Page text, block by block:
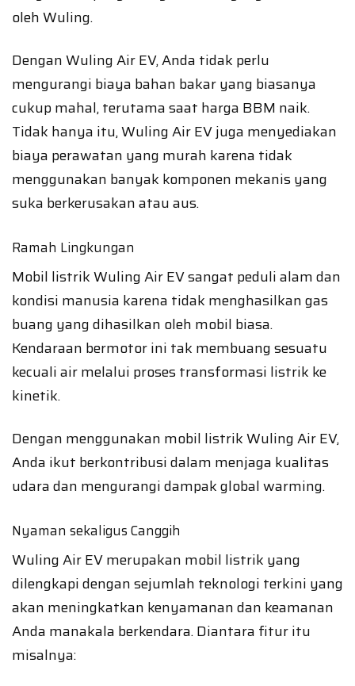
oleh Wuling.
Dengan Wuling Air EV, Anda tidak perlu
mengurangi biaya bahan bakar yang biasanya
cukup mahal, terutama saat harga BBM naik.
Tidak hanya itu, Wuling Air EV juga menyediakan
biaya perawatan yang murah karena tidak
menggunakan banyak komponen mekanis yang
suka berkerusakan atau aus.
Ramah Lingkungan
Mobil listrik Wuling Air EV sangat peduli alam dan
kondisi manusia karena tidak menghasilkan gas
buang yang dihasilkan oleh mobil biasa.
Kendaraan bermotor ini tak membuang sesuatu
kecuali air melalui proses transformasi listrik ke
kinetik.
Dengan menggunakan mobil listrik Wuling Air EV,
Anda ikut berkontribusi dalam menjaga kualitas
udara dan mengurangi dampak global warming.
Nyaman sekaligus Canggih
Wuling Air EV merupakan mobil listrik yang
dilengkapi dengan sejumlah teknologi terkini yang
akan meningkatkan kenyamanan dan keamanan
Anda manakala berkendara. Diantara fitur itu
misalnya: